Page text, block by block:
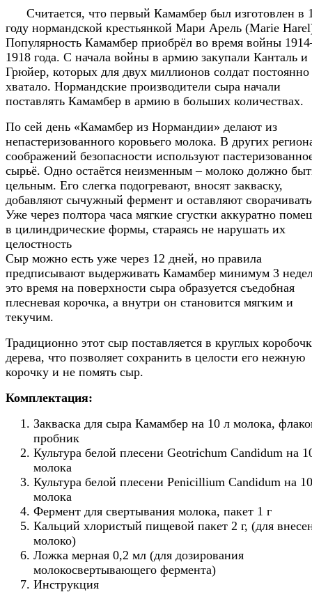
Считается, что первый Камамбер был изготовлен в
году нормандской крестьянкой Мари Арель (Marie
Популярность Камамбер приобрёл во время войны
1918 года. С начала войны в армию закупали Канталь и
Грюйер, которых для двух миллионов солдат постоянно
хватало. Нормандские производители сыра начали
поставлять Камамбер в армию в больших количествах.
По сей день «Камамбер из Нормандии» делают из
непастеризованного коровьего молока. В других
соображений безопасности используют
сырьё. Одно остаётся неизменным – молоко должно
цельным. Его слегка подогревают, вносят закваску,
добавляют сычужный фермент и оставляют
Уже через полтора часа мягкие сгустки аккуратно
в цилиндрические формы, стараясь не нарушать их
целостность
Сыр можно есть уже через 12 дней, но правила
предписывают выдерживать Камамбер минимум 3
это время на поверхности сыра образуется съедобная
плесневая корочка, а внутри он становится мягким и
текучим.
Традиционно этот сыр поставляется в круглых
дерева, что позволяет сохранить в целости его нежную
корочку и не помять сыр.
Комплектация:
Закваска для сыра Камамбер на 10 л молока,
пробник
Культура белой плесени Geotrichum Candidum на
молока
Культура белой плесени Penicillium Candidum на
молока
Фермент для свертывания молока, пакет 1 г
Кальций хлористый пищевой пакет 2 г, (для
молоко)
Ложка мерная 0,2 мл (для дозирования
молокосвертывающего фермента)
Инструкция